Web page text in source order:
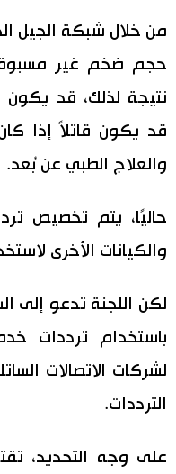
الأقسام
صور
أشخاص
تجارب وآراء
سياسة
مجتمع
ثقافة
الأكثر تفاعلا
اللغة اليابانية
من خلال شبكة الجيل
حجم ضخم غير مسبوق
نتيجة لذلك، قد يكون
قد يكون قاتلاً إذا
والعلاج الطبي عن بُعد.
حاليًا، يتم تخصيص
والكيانات الأخرى
لكن اللجنة تدعو إلى
باستخدام ترددات
لشركات الاتصالات
الترددات.
على وجه التحديد،